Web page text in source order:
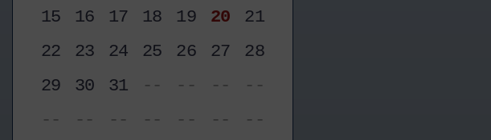
15 16 17 18 19 20
21
22
23 24 25 26 27
28
29
30 31 -- -- --
--
--
-- -- -- -- -- --